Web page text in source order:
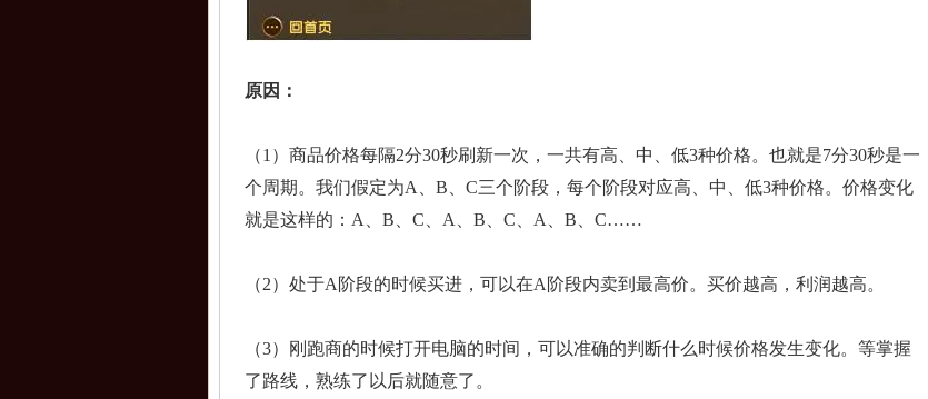
原因：
（1）商品价格每隔2分30秒刷新一次，一共有高、中、低3种价格。也就是7分30秒是一
个周期。我们假定为A、B、C三个阶段，每个阶段对应高、中、低3种价格。价格变化
就是这样的：A、B、C、A、B、C、A、B、C……
（2）处于A阶段的时候买进，可以在A阶段内卖到最高价。买价越高，利润越高。
（3）刚跑商的时候打开电脑的时间，可以准确的判断什么时候价格发生变化。等掌握
了路线，熟练了以后就随意了。